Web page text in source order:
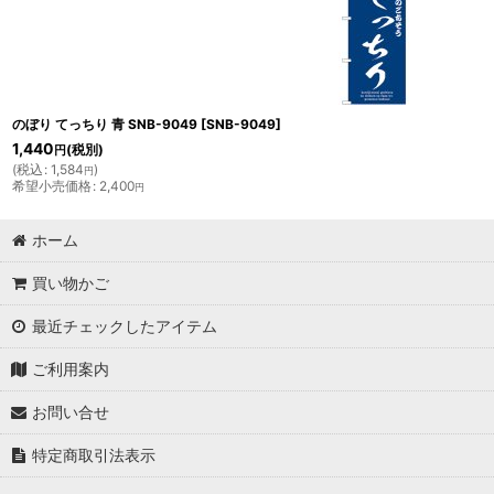
のぼり てっちり 青 SNB-9049 [SNB-9049]
1,440 円 (税別)
(税込 : 1,584円)
希望小売価格: 2,400円
ホーム
買い物かご
最近チェックしたアイテム
ご利用案内
お問い合せ
特定商取引法表示